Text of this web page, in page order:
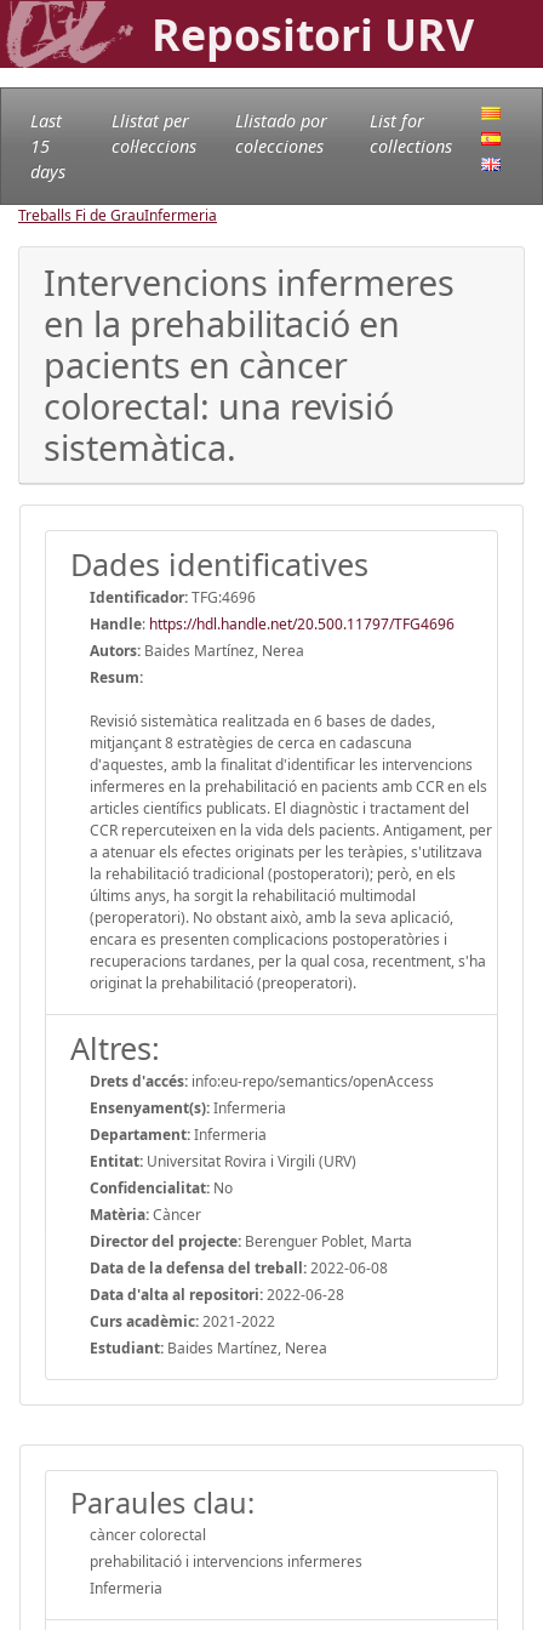
Repositori URV
Last
15
days
Llistat per
col·leccions
Llistado por
colecciones
List for
collections
Treballs Fi de GrauInfermeria
Intervencions infermeres
en la prehabilitació en
pacients en càncer
colorectal: una revisió
sistemàtica.
Dades identificatives
Identificador:TFG:4696
Handle: https://hdl.handle.net/20.500.11797/TFG4696
Autors: Baides Martínez, Nerea
Resum:
Revisió sistemàtica realitzada en 6 bases de dades,
mitjançant 8 estratègies de cerca en cadascuna
d'aquestes, amb la finalitat d'identificar les intervencions
infermeres en la prehabilitació en pacients amb CCR en els
articles científics publicats. El diagnòstic i tractament del
CCR repercuteixen en la vida dels pacients. Antigament, per
a atenuar els efectes originats per les teràpies, s'utilitzava
la rehabilitació tradicional (postoperatori); però, en els
últims anys, ha sorgit la rehabilitació multimodal
(peroperatori). No obstant això, amb la seva aplicació,
encara es presenten complicacions postoperatòries i
recuperacions tardanes, per la qual cosa, recentment, s'ha
originat la prehabilitació (preoperatori).
Altres:
Drets d'accés: info:eu-repo/semantics/openAccess
Ensenyament(s):Infermeria
Departament:Infermeria
Entitat: Universitat Rovira i Virgili (URV)
Confidencialitat: No
Matèria:Càncer
Director del projecte: Berenguer Poblet, Marta
Data de la defensa del treball:2022-06-08
Data d'alta al repositori:2022-06-28
Curs acadèmic:2021-2022
Estudiant: Baides Martínez, Nerea
Paraules clau:
càncer colorectal
prehabilitació i intervencions infermeres
Infermeria